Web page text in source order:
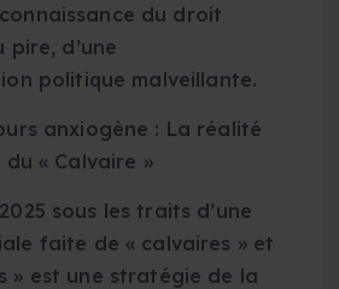
du droit
d’une
politique malveillante.
anxiogène : La réalité
« Calvaire »
sous les traits d’une
faite de « calvaires » et
» est une stratégie de la